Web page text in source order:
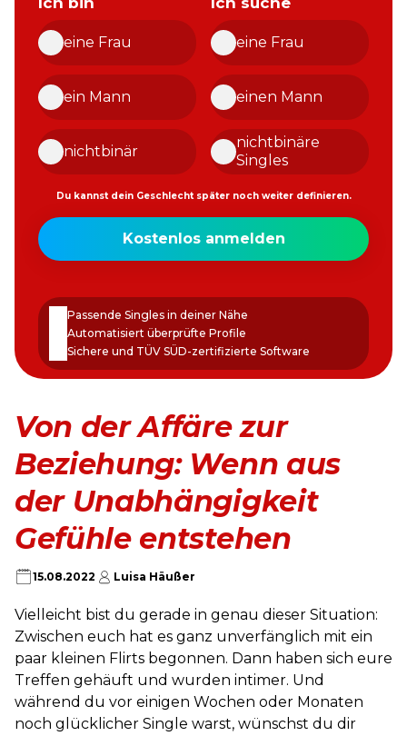
eine Frau
ein Mann
nichtbinär
eine Frau
einen Mann
nichtbinäre
Singles
Du kannst dein Geschlecht später noch weiter definieren.
Meine
E-
erstellen
Kostenlos anmelden
Passende Singles in deiner Nähe
Automatisiert überprüfte Profile
Sichere und TÜV SÜD-zertifizierte Software
Von der Affäre zur
Beziehung: Wenn aus
der Unabhängigkeit
Gefühle entstehen
15.08.2022 Luisa Häußer
Vielleicht bist du gerade in genau dieser Situation:
Zwischen euch hat es ganz unverfänglich mit ein
paar kleinen Flirts begonnen. Dann haben sich eure
Treffen gehäuft und wurden intimer. Und
während du vor einigen Wochen oder Monaten
noch glücklicher Single warst, wünschst du dir